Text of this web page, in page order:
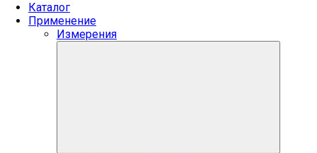
Каталог
Применение
Измерения